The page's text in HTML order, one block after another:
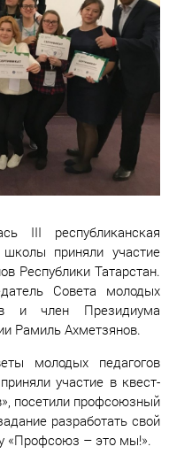
III республиканская
приняли участие
Республики Татарстан.
Совета молодых
и член Президиума
Рамиль Ахметзянов.
молодых педагогов
участие в квест-
посетили профсоюзный
разработать свой
«Профсоюз – это мы!».